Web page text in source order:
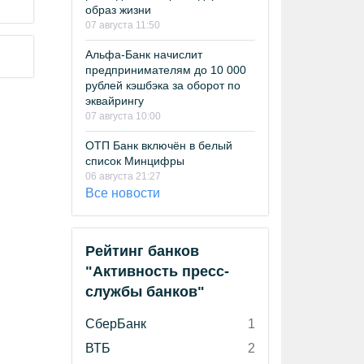
образ жизни
07 августа 11:50
Альфа-Банк начислит
предпринимателям до 10 000
рублей кэшбэка за оборот по
эквайрингу
07 августа 10:00
ОТП Банк включён в белый
список Минцифры
06 августа 21:27
Все новости
Рейтинг банков
"Активность пресс-
службы банков"
СберБанк
1
ВТБ
2